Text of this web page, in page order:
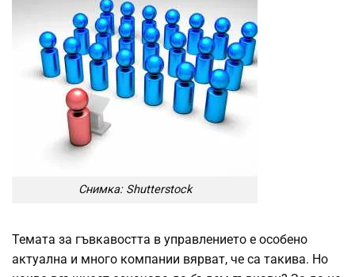
Снимка: Shutterstock
Темата за гъвкавостта в управлението е особено
актуална и много компании вярват, че са такива. Но